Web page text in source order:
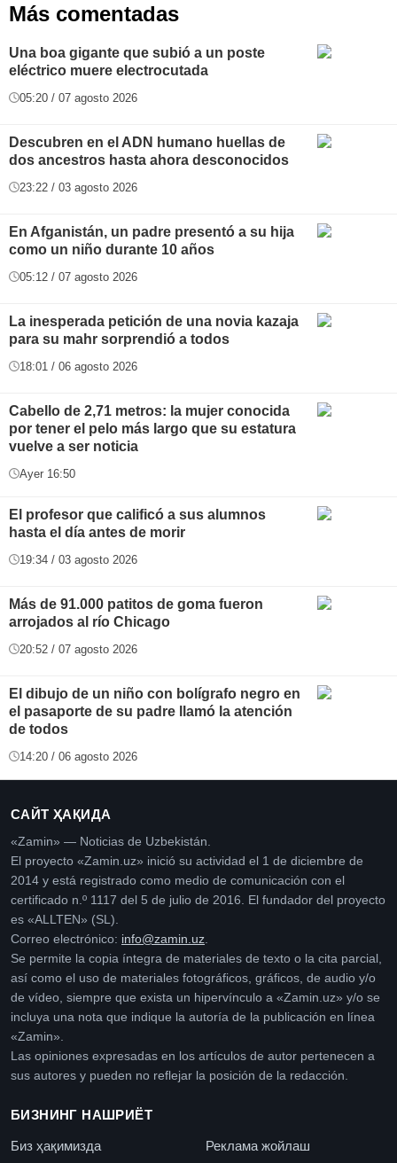
Más comentadas
Una boa gigante que subió a un poste
eléctrico muere electrocutada
05:20 / 07 agosto 2026
Descubren en el ADN humano huellas de
dos ancestros hasta ahora desconocidos
23:22 / 03 agosto 2026
En Afganistán, un padre presentó a su hija
como un niño durante 10 años
05:12 / 07 agosto 2026
La inesperada petición de una novia kazaja
para su mahr sorprendió a todos
18:01 / 06 agosto 2026
Cabello de 2,71 metros: la mujer conocida
por tener el pelo más largo que su estatura
vuelve a ser noticia
Ayer 16:50
El profesor que calificó a sus alumnos
hasta el día antes de morir
19:34 / 03 agosto 2026
Más de 91.000 patitos de goma fueron
arrojados al río Chicago
20:52 / 07 agosto 2026
El dibujo de un niño con bolígrafo negro en
el pasaporte de su padre llamó la atención
de todos
14:20 / 06 agosto 2026
САЙТ ҲАҚИДА
«Zamin» — Noticias de Uzbekistán.
El proyecto «Zamin.uz» inició su actividad el 1 de diciembre de
2014 y está registrado como medio de comunicación con el
certificado n.º 1117 del 5 de julio de 2016. El fundador del proyecto
es «ALLTEN» (SL).
Correo electrónico: info@zamin.uz
Se permite la copia íntegra de materiales de texto o la cita parcial,
así como el uso de materiales fotográficos, gráficos, de audio y/o
de vídeo, siempre que exista un hipervínculo a «Zamin.uz» y/o se
incluya una nota que indique la autoría de la publicación en línea
«Zamin».
Las opiniones expresadas en los artículos de autor pertenecen a
sus autores y pueden no reflejar la posición de la redacción.
БИЗНИНГ НАШРИЁТ
Биз ҳақимизда Реклама жойлаш